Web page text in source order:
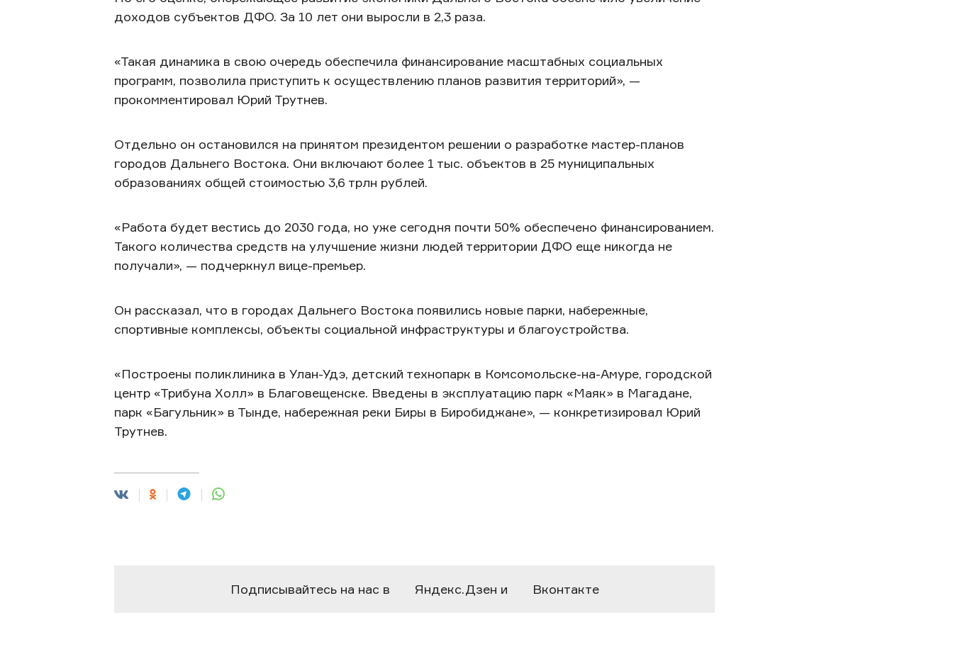
доходов субъектов ДФО. За 10 лет они выросли в 2,3 раза.
«Такая динамика в свою очередь обеспечила финансирование масштабных социальных
программ, позволила приступить к осуществлению планов развития территорий», —
прокомментировал Юрий Трутнев.
Отдельно он остановился на принятом президентом решении о разработке мастер-планов
городов Дальнего Востока. Они включают более 1 тыс. объектов в 25 муниципальных
образованиях общей стоимостью 3,6 трлн рублей.
«Работа будет вестись до 2030 года, но уже сегодня почти 50% обеспечено финансированием.
Такого количества средств на улучшение жизни людей территории ДФО еще никогда не
получали», — подчеркнул вице-премьер.
Он рассказал, что в городах Дальнего Востока появились новые парки, набережные,
спортивные комплексы, объекты социальной инфраструктуры и благоустройства.
«Построены поликлиника в Улан-Удэ, детский технопарк в Комсомольске-на-Амуре, городской
центр «Трибуна Холл» в Благовещенске. Введены в эксплуатацию парк «Маяк» в Магадане,
парк «Багульник» в Тынде, набережная реки Биры в Биробиджане», — конкретизировал Юрий
Трутнев.
Подписывайтесь на нас в Яндекс.Дзен и Вконтакте